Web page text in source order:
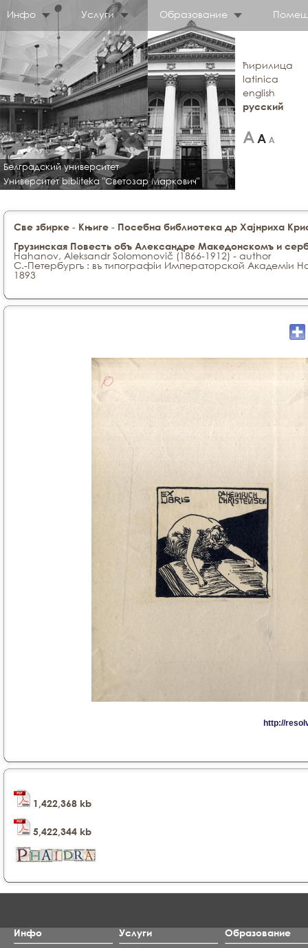
Инфо Услуги Образование
Белградский университет
Университет bibliteka "Светозар Маркович"
ћирилица
latinica
english
русский
Све збирке - Књиге - Посебна библиотека др Хајнриха
Грузинская Повесть объ Александре Македонскомъ и
Hahanov, Aleksandr Solomonovič (1866-1912) - author
С.-Петербургъ : въ типографіи Императорской Академіи
1893
1,422,368 kb
5,422,344 kb
Инфо
Услуги
Образование